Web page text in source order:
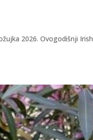
2026. Ovogodišnji Irish